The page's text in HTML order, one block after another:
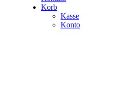
Korb
Kasse
Konto